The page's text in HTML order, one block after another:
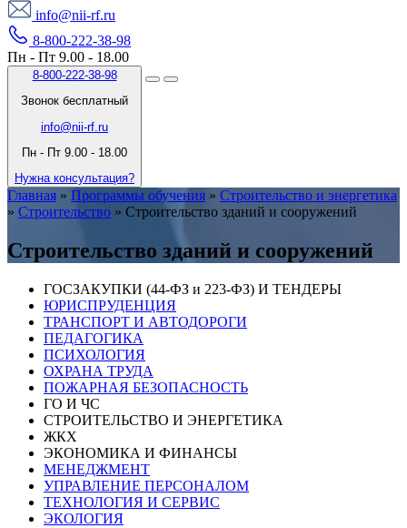
info@nii-rf.ru
8-800-222-38-98
Пн - Пт 9.00 - 18.00
8-800-222-38-98
Звонок бесплатный
info@nii-rf.ru
Пн - Пт 9.00 - 18.00
Нужна консультация?
Главная » Программы обучения » Строительство и энергетика
» Строительство » Строительство зданий и сооружений
Строительство зданий и сооружений
ГОСЗАКУПКИ (44-ФЗ и 223-ФЗ) И ТЕНДЕРЫ
ЮРИСПРУДЕНЦИЯ
ТРАНСПОРТ И АВТОДОРОГИ
ПЕДАГОГИКА
ПСИХОЛОГИЯ
ОХРАНА ТРУДА
ПОЖАРНАЯ БЕЗОПАСНОСТЬ
ГО И ЧС
СТРОИТЕЛЬСТВО И ЭНЕРГЕТИКА
ЖКХ
ЭКОНОМИКА И ФИНАНСЫ
МЕНЕДЖМЕНТ
УПРАВЛЕНИЕ ПЕРСОНАЛОМ
ТЕХНОЛОГИЯ И СЕРВИС
ЭКОЛОГИЯ